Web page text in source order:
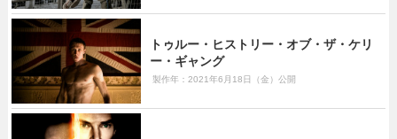
トゥルー・ヒストリー・オブ・ザ・ケリ
ー・ギャング
製作年：2021年6月18日（金）公開